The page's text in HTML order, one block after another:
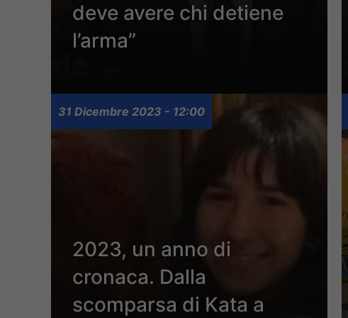
deve avere chi detiene
l’arma”
31 Dicembre 2023 - 12:00
2023, un anno di
cronaca. Dalla
scomparsa di Kata a